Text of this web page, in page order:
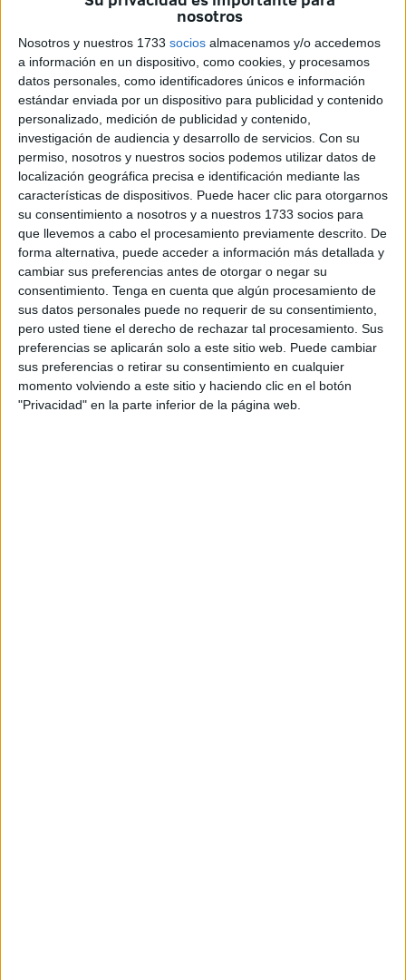
nosotros
Nosotros y nuestros 1733 socios almacenamos y/o accedemos
a información en un dispositivo, como cookies, y procesamos
datos personales, como identificadores únicos e información
estándar enviada por un dispositivo para publicidad y contenido
personalizado, medición de publicidad y contenido,
investigación de audiencia y desarrollo de servicios. Con su
permiso, nosotros y nuestros socios podemos utilizar datos de
localización geográfica precisa e identificación mediante las
características de dispositivos. Puede hacer clic para otorgarnos
su consentimiento a nosotros y a nuestros 1733 socios para
que llevemos a cabo el procesamiento previamente descrito. De
forma alternativa, puede acceder a información más detallada y
cambiar sus preferencias antes de otorgar o negar su
consentimiento. Tenga en cuenta que algún procesamiento de
sus datos personales puede no requerir de su consentimiento,
pero usted tiene el derecho de rechazar tal procesamiento. Sus
preferencias se aplicarán solo a este sitio web. Puede cambiar
sus preferencias o retirar su consentimiento en cualquier
momento volviendo a este sitio y haciendo clic en el botón
"Privacidad" en la parte inferior de la página web.
Más que contarnos cómo era Dris, invitan a que echemos
un vistazo a lo que se está diciendo en las redes
sociales sobre él. “Ahí se ve todo el cariño que la gente le
tenía. Allá donde vayas siempre te hablarán bien de él
porque nunca estaba metido en ningún lío de estas cosas
que se hablan”, afirman con apenas un hilo de voz.
Buen hijo, buen marido, buen padre, buen hermano, buen
trabajador… “No entendemos nada, le han asesinado de
la peor forma. Le han acribillado. Han ido tres contra uno...
¡tres contra uno! Le dijeron ven, que queremos hablar
contigo, y como él no tenía nada que temer, porque nunca
ha hecho nada, fue y… ¡le mataron! (llanto…) ¡Y lo han
destrozado! ¡Asesinos! Y aunque hubiera vivido, ya le
habían destrozado la vida porque tenía agujeros por todo
el cuerpo”, prosiguen desde el Príncipe.